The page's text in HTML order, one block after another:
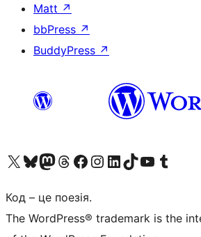
Matt ↗
bbPress ↗
BuddyPress ↗
Visit our X (formerly Twitter) account
Visit our Bluesky account
Завітайте до нашої стрічки в Mastodon
Visit our Threads account
Завітайте на нашу сторінку в Facebook
Visit our Instagram account
Visit our LinkedIn account
Visit our TikTok account
Visit our YouTube channel
Visit our Tumblr
Код – це поезія.
The WordPress® trademark is the